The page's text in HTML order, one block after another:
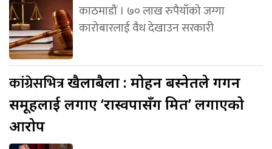
काठमाडौं । ७० लाख रुपैयाँको जग्गा
कारोबारलाई वैध देखाउन सरकारी
कांग्रेसभित्रखैलाबैला : मोहन बस्नेतले गगन
समूहलाई लगाए ‘रास्वपासँग मित’ लगाएको
आरोप